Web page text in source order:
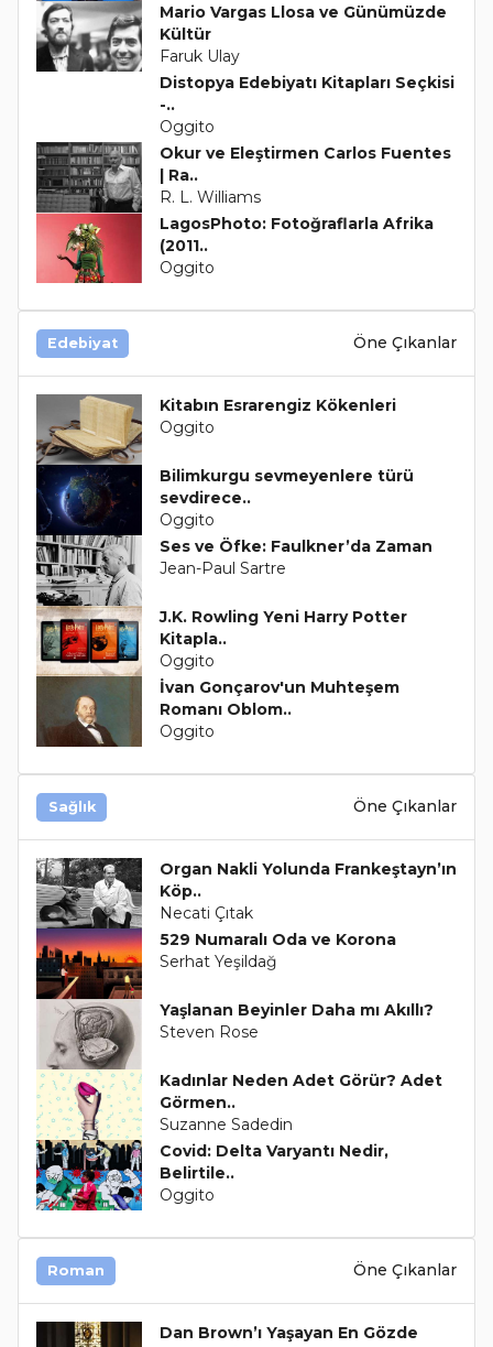
Mario Vargas Llosa ve Günümüzde
Kültür
Faruk Ulay
Distopya Edebiyatı Kitapları Seçkisi
-..
Oggito
Okur ve Eleştirmen Carlos Fuentes
| Ra..
R. L. Williams
LagosPhoto: Fotoğraflarla Afrika
(2011..
Oggito
Edebiyat Öne Çıkanlar
Kitabın Esrarengiz Kökenleri
Oggito
Bilimkurgu sevmeyenlere türü
sevdirece..
Oggito
Ses ve Öfke: Faulkner’da Zaman
Jean-Paul Sartre
J.K. Rowling Yeni Harry Potter
Kitapla..
Oggito
İvan Gonçarov'un Muhteşem
Romanı Oblom..
Oggito
Sağlık Öne Çıkanlar
Organ Nakli Yolunda Frankeştayn’ın
Köp..
Necati Çıtak
529 Numaralı Oda ve Korona
Serhat Yeşildağ
Yaşlanan Beyinler Daha mı Akıllı?
Steven Rose
Kadınlar Neden Adet Görür? Adet
Görmen..
Suzanne Sadedin
Covid: Delta Varyantı Nedir,
Belirtile..
Oggito
Roman Öne Çıkanlar
Dan Brown’ı Yaşayan En Gözde